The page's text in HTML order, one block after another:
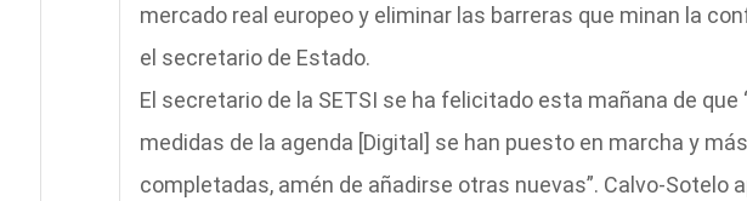
mercado real europeo y eliminar las barreras que minan la
el secretario de Estado.
El secretario de la SETSI se ha felicitado esta mañana de
medidas de la agenda [Digital] se han puesto en marcha y
completadas, amén de añadirse otras nuevas”. Calvo-Sotelo